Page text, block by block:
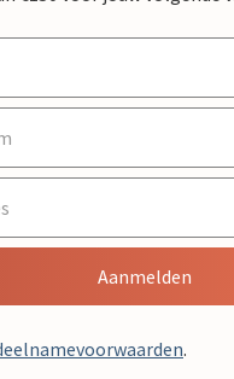
Aanmelden
.